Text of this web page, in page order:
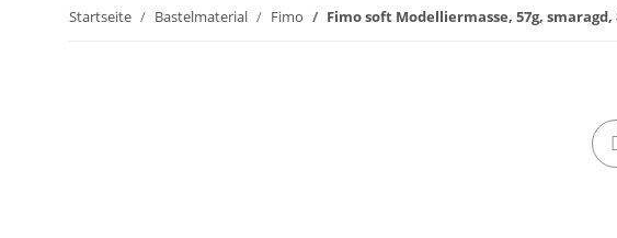
Startseite Bastelmaterial Fimo Fimo soft Modelliermasse, 57g, smaragd,